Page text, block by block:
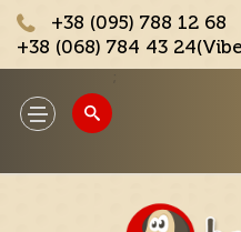
+38 (095) 788 12 68
+38 (068) 784 43
Toggle
navigation